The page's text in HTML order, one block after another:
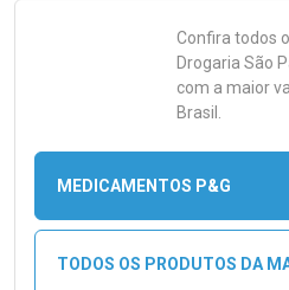
Confira todos
Drogaria São
com a maior
Brasil.
MEDICAMENTOS P&G
TODOS OS PRODUTOS DA